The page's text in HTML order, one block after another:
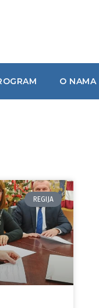
O NAMA
REGIJA